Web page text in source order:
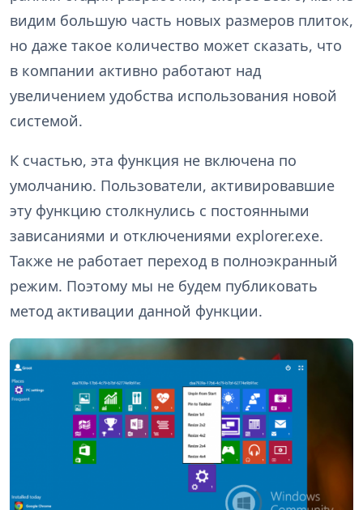
видим большую часть новых размеров плиток,
но даже такое количество может сказать, что
в компании активно работают над
увеличением удобства использования новой
системой.
К счастью, эта функция не включена по
умолчанию. Пользователи, активировавшие
эту функцию столкнулись с постоянными
зависаниями и отключениями explorer.exe.
Также не работает переход в полноэкранный
режим. Поэтому мы не будем публиковать
метод активации данной функции.